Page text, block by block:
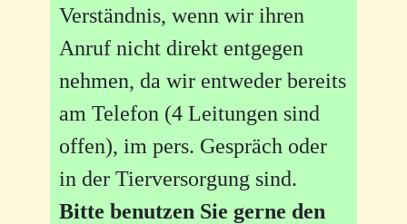
Verständnis, wenn wir ihren
Anruf nicht direkt entgegen
nehmen, da wir entweder bereits
am Telefon (4 Leitungen sind
offen), im pers. Gespräch oder
in der Tierversorgung sind.
Bitte benutzen Sie gerne den